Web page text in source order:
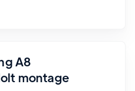
A8
montage